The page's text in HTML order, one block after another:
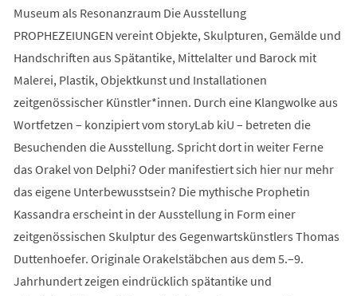
Museum als Resonanzraum Die Ausstellung
PROPHEZEIUNGEN vereint Objekte, Skulpturen, Gemälde und
Handschriften aus Spätantike, Mittelalter und Barock mit
Malerei, Plastik, Objektkunst und Installationen
zeitgenössischer Künstler*innen. Durch eine Klangwolke aus
Wortfetzen – konzipiert vom storyLab kiU – betreten die
Besuchenden die Ausstellung. Spricht dort in weiter Ferne
das Orakel von Delphi? Oder manifestiert sich hier nur mehr
das eigene Unterbewusstsein? Die mythische Prophetin
Kassandra erscheint in der Ausstellung in Form einer
zeitgenössischen Skulptur des Gegenwartskünstlers Thomas
Duttenhoefer. Originale Orakelstäbchen aus dem 5.–9.
Jahrhundert zeigen eindrücklich spätantike und